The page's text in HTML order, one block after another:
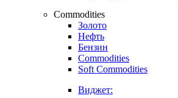
Виджет:
Карта процентных
Commodities
Золото
Бензин